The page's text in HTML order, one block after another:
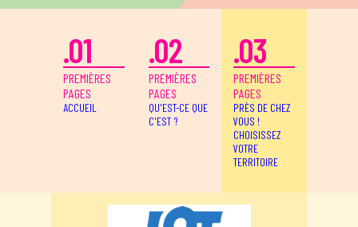
.01
PREMIÈRES
PAGES
ACCUEIL
.02
PREMIÈRES
PAGES
QU'EST-CE QUE
C'EST ?
.03
PREMIÈRES
PAGES
PRÈS DE CHEZ
VOUS !
CHOISISSEZ
VOTRE
TERRITOIRE